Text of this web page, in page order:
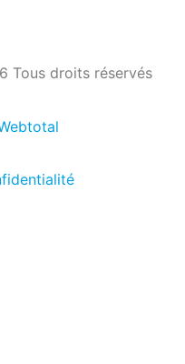
Tous droits réservés